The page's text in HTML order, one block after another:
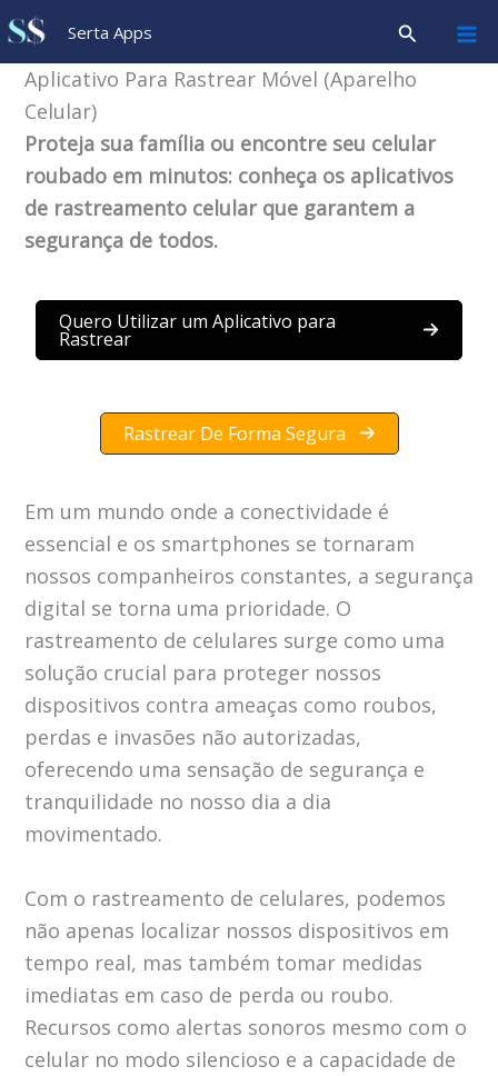
Ir
para
conteúdo
Serta Apps
Pesquisar
Aplicativo Para Rastrear Móvel (Aparelho
Celular)
Proteja sua família ou encontre seu celular
roubado em minutos: conheça os aplicativos
de rastreamento celular que garantem a
segurança de todos.
Quero Utilizar um Aplicativo para
Rastrear
Rastrear De Forma Segura
Em um mundo onde a conectividade é
essencial e os smartphones se tornaram
nossos companheiros constantes, a segurança
digital se torna uma prioridade. O
rastreamento de celulares surge como uma
solução crucial para proteger nossos
dispositivos contra ameaças como roubos,
perdas e invasões não autorizadas,
oferecendo uma sensação de segurança e
tranquilidade no nosso dia a dia
movimentado.
Com o rastreamento de celulares, podemos
não apenas localizar nossos dispositivos em
tempo real, mas também tomar medidas
imediatas em caso de perda ou roubo.
Recursos como alertas sonoros mesmo com o
celular no modo silencioso e a capacidade de